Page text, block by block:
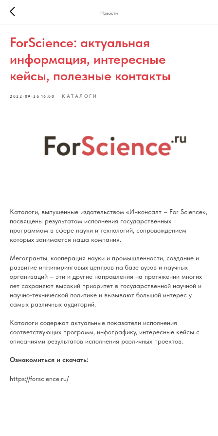
Новости
ForScience: актуальная
информация, интересные
кейсы, полезные контакты
2022-09-26 16:00 КАТАЛОГИ
Каталоги, выпущенные издательством «Инконсалт – For Science»,
посвящены результатам исполнения государственных
программам в сфере науки и технологий, сопровождением
которых занимается наша компания.
Мегагранты, кооперация науки и промышленности, создание и
развитие инжиниринговых центров на базе вузов и научных
организаций – эти и другие направления на протяжении многих
лет сохраняют высокий приоритет в государственной научной и
научно-технической политике и вызывают большой интерес у
самых различных аудиторий.
Каталоги содержат актуальные показатели исполнения
соответствующих программ, инфографику, интересные кейсы с
описаниями результатов исполнения различных проектов.
Ознакомиться и скачать:
https://forscience.ru/